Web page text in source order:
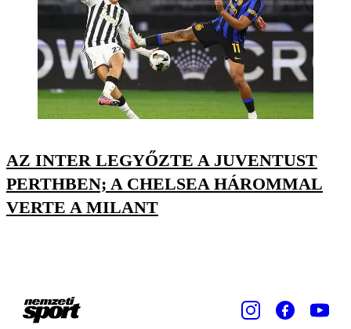
AZ INTER LEGYŐZTE A JUVENTUST
PERTHBEN; A CHELSEA HÁROMMAL
VERTE A MILANT